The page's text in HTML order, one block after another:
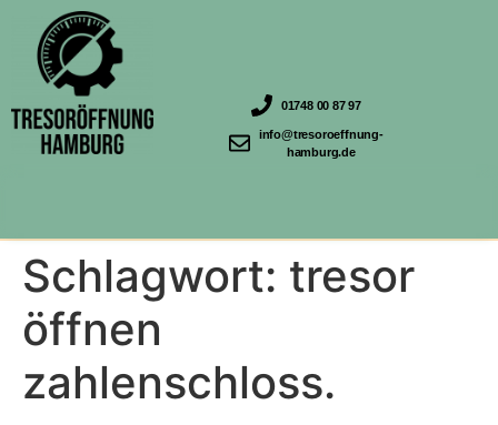
01748 00 87 97
info@tresoroeffnung-
hamburg.de
Schlagwort: tresor
öffnen
zahlenschloss.